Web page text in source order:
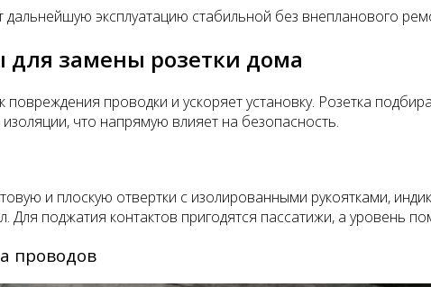
дальнейшую эксплуатацию стабильной без внепланового
замены розетки дома
проводки и ускоряет установку. Розетка
что напрямую влияет на безопасность.
и плоскую отвертки с изолированными рукоятками,
Для поджатия контактов пригодятся пассатижи, а уровень
проводов